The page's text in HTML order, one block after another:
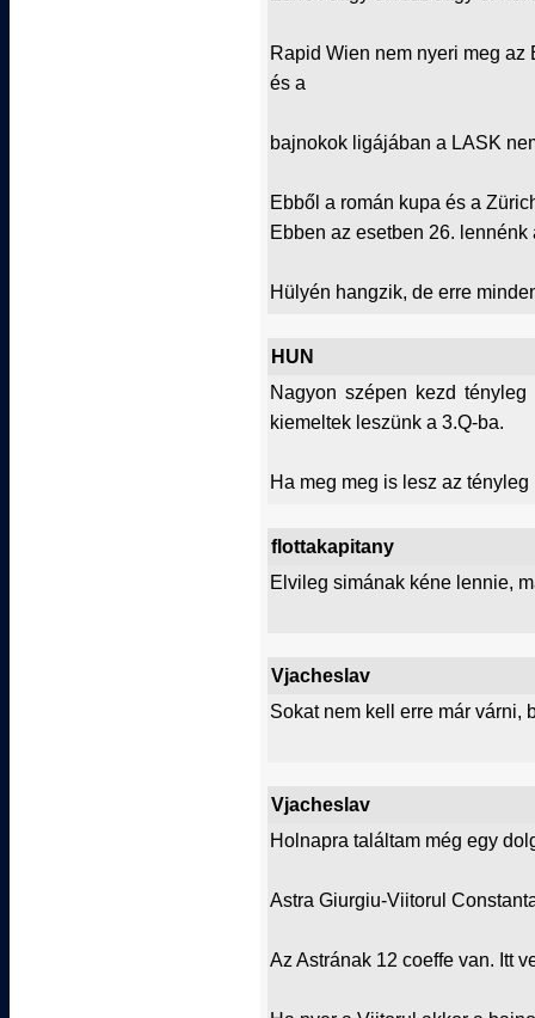
Rapid Wien nem nyeri meg az
és a
bajnokok ligájában a LASK
Ebből a román kupa és a
Ebben az esetben 26. lennénk
Hülyén hangzik, de erre
HUN
Nagyon szépen kezd
kiemeltek leszünk a 3.Q-ba.
Ha meg meg is lesz az
flottakapitany
Elvileg simának kéne lennie,
Vjacheslav
Sokat nem kell erre már várni,
Vjacheslav
Holnapra találtam még egy
Astra Giurgiu-Viitorul
Az Astrának 12 coeffe van. Itt